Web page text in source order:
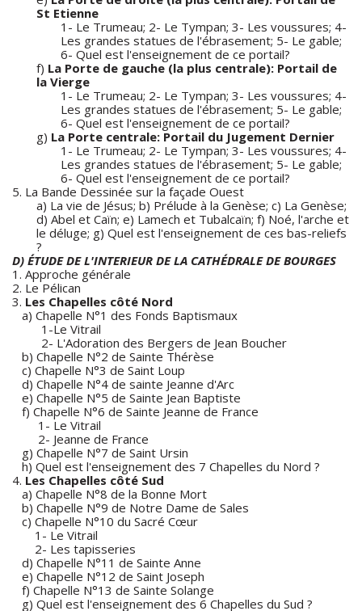
St Etienne
1- Le Trumeau; 2- Le Tympan; 3- Les voussures; 4-
Les grandes statues de l'ébrasement; 5- Le gable;
6- Quel est l'enseignement de ce portail?
f) La Porte de gauche (la plus centrale): Portail de
la Vierge
1- Le Trumeau; 2- Le Tympan; 3- Les voussures; 4-
Les grandes statues de l'ébrasement; 5- Le gable;
6- Quel est l'enseignement de ce portail?
g) La Porte centrale: Portail du Jugement Dernier
1- Le Trumeau; 2- Le Tympan; 3- Les voussures; 4-
Les grandes statues de l'ébrasement; 5- Le gable;
6- Quel est l'enseignement de ce portail?
5. La Bande Dessinée sur la façade Ouest
a) La vie de Jésus; b) Prélude à la Genèse; c) La Genèse;
d) Abel et Caïn; e) Lamech et Tubalcaïn; f) Noé, l'arche et
le déluge; g) Quel est l'enseignement de ces bas-reliefs
?
D) ÉTUDE DE L'INTERIEUR DE LA CATHÉDRALE DE BOURGES
1. Approche générale
2. Le Pélican
3. Les Chapelles côté Nord
a) Chapelle N°1 des Fonds Baptismaux
1-Le Vitrail
2- L'Adoration des Bergers de Jean Boucher
b) Chapelle N°2 de Sainte Thérèse
c) Chapelle N°3 de Saint Loup
d) Chapelle N°4 de sainte Jeanne d'Arc
e) Chapelle N°5 de Sainte Jean Baptiste
f) Chapelle N°6 de Sainte Jeanne de France
1- Le Vitrail
2- Jeanne de France
g) Chapelle N°7 de Saint Ursin
h) Quel est l'enseignement des 7 Chapelles du Nord ?
4. Les Chapelles côté Sud
a) Chapelle N°8 de la Bonne Mort
b) Chapelle N°9 de Notre Dame de Sales
c) Chapelle N°10 du Sacré Cœur
1- Le Vitrail
2- Les tapisseries
d) Chapelle N°11 de Sainte Anne
e) Chapelle N°12 de Saint Joseph
f) Chapelle N°13 de Sainte Solange
g) Quel est l'enseignement des 6 Chapelles du Sud ?